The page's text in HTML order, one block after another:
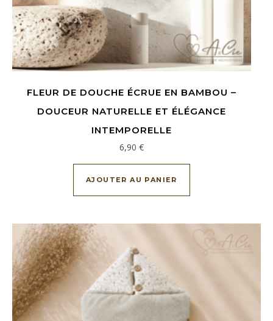
FLEUR DE DOUCHE ÉCRUE EN BAMBOU –
DOUCEUR NATURELLE ET ÉLÉGANCE
INTEMPORELLE
6,90 €
AJOUTER AU PANIER